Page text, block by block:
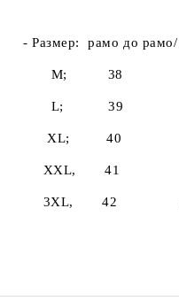
- Размер:рамо до рамо/
M; 38
L; 39 84
XL; 40
XXL, 41
3XL, 42